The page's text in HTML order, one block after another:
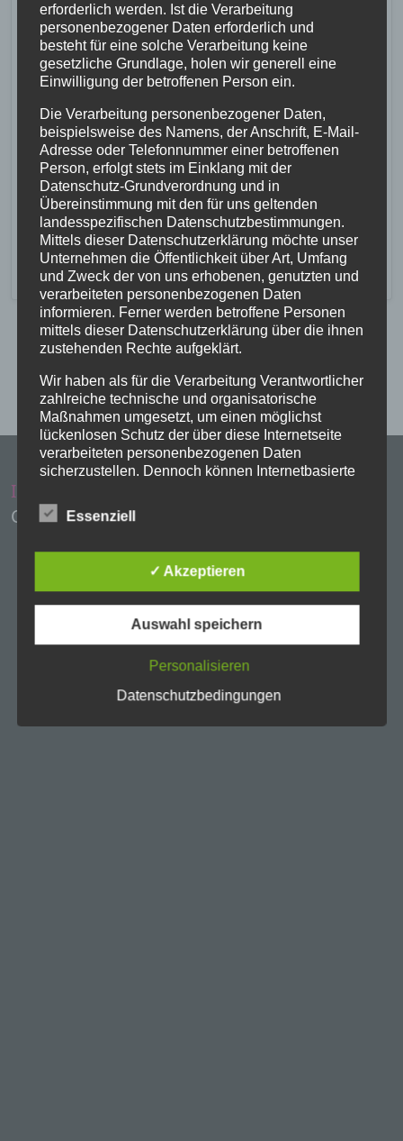
11. Februar 2025
Die aktuelle Situation in Israel /
Palästina und die Hintergründe
des Konflikts
Vortrag im Evangelischen Forum Werra-Meißner
am 06.02.2025 „Die Menschen im Nahen Osten –
Israelis wie Palästinenser – sind nach 16 Monaten
Krieg…
Weiterlesen…
Impressum
Copyright Evangelische Kirchen Eschwege
erforderlich werden. Ist die Verarbeitung
personenbezogener Daten erforderlich und
besteht für eine solche Verarbeitung keine
gesetzliche Grundlage, holen wir generell eine
Einwilligung der betroffenen Person ein.
Die Verarbeitung personenbezogener Daten,
beispielsweise des Namens, der Anschrift, E-Mail-
Adresse oder Telefonnummer einer betroffenen
Person, erfolgt stets im Einklang mit der
Datenschutz-Grundverordnung und in
Übereinstimmung mit den für uns geltenden
landesspezifischen Datenschutzbestimmungen.
Mittels dieser Datenschutzerklärung möchte unser
Unternehmen die Öffentlichkeit über Art, Umfang
und Zweck der von uns erhobenen, genutzten und
verarbeiteten personenbezogenen Daten
informieren. Ferner werden betroffene Personen
mittels dieser Datenschutzerklärung über die ihnen
zustehenden Rechte aufgeklärt.
Wir haben als für die Verarbeitung Verantwortlicher
zahlreiche technische und organisatorische
Maßnahmen umgesetzt, um einen möglichst
lückenlosen Schutz der über diese Internetseite
verarbeiteten personenbezogenen Daten
sicherzustellen. Dennoch können Internetbasierte
Sicherheitslücken aufweisen, sodass ein absoluter
Schutz nicht gewährleistet werden kann. Aus
alternativen Wegen, beispielsweise telefonisch, an
uns zu übermitteln.
Begriffsbestimmungen
Die Datenschutzerklärung beruht auf den
Begrifflichkeiten, die durch den Europäischen
Richtlinien- und Verordnungsgeber beim Erlass
Essenziell
✓ Akzeptieren
Auswahl speichern
Personalisieren
Datenschutzbedingungen